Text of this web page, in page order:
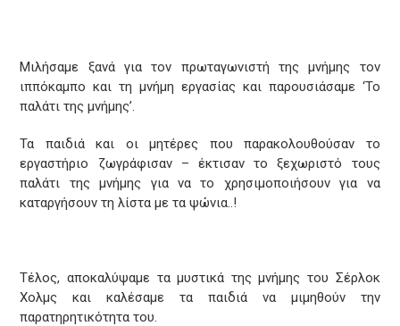
Μιλήσαμε ξανά για τον πρωταγωνιστή της μνήμης τον
ιππόκαμπο και τη μνήμη εργασίας και παρουσιάσαμε ‘Το
παλάτι της μνήμης’.
Τα παιδιά και οι μητέρες που παρακολουθούσαν το
εργαστήριο ζωγράφισαν – έκτισαν το ξεχωριστό τους
παλάτι της μνήμης για να το χρησιμοποιήσουν για να
καταργήσουν τη λίστα με τα ψώνια..!
Τέλος, αποκαλύψαμε τα μυστικά της μνήμης του Σέρλοκ
Χολμς και καλέσαμε τα παιδιά να μιμηθούν την
παρατηρητικότητα του.